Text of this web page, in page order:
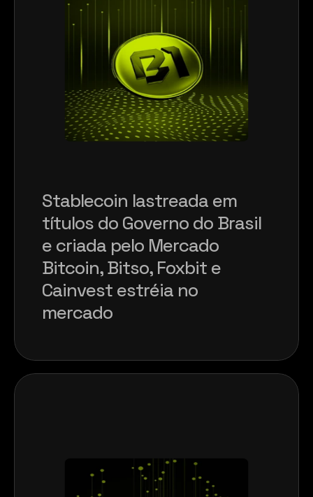
Stablecoin lastreada em
títulos do Governo do Brasil
e criada pelo Mercado
Bitcoin, Bitso, Foxbit e
Cainvest estréia no
mercado